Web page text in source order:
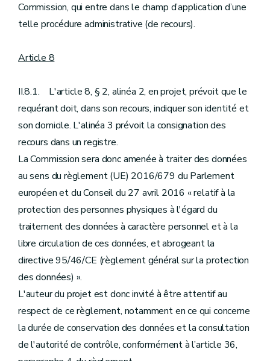
Commission, qui entre dans le champ d’application d’une
telle procédure administrative (de recours).
Article 8
II.8.1. L'article 8, § 2, alinéa 2, en projet, prévoit que le
requérant doit, dans son recours, indiquer son identité et
son domicile. L'alinéa 3 prévoit la consignation des
recours dans un registre.
La Commission sera donc amenée à traiter des données
au sens du règlement (UE) 2016/679 du Parlement
européen et du Conseil du 27 avril 2016 « relatif à la
protection des personnes physiques à l'égard du
traitement des données à caractère personnel et à la
libre circulation de ces données, et abrogeant la
directive 95/46/CE (règlement général sur la protection
des données) ».
L'auteur du projet est donc invité à être attentif au
respect de ce règlement, notamment en ce qui concerne
la durée de conservation des données et la consultation
de l'autorité de contrôle, conformément à l’article 36,